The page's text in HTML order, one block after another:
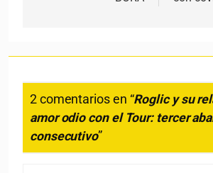
2 comentarios en “Roglic y su
amor odio con el Tour: tercer
consecutivo”